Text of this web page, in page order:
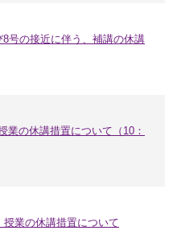
8号の接近に伴う、補講の休講
業の休講措置について（10：
授業の休講措置について